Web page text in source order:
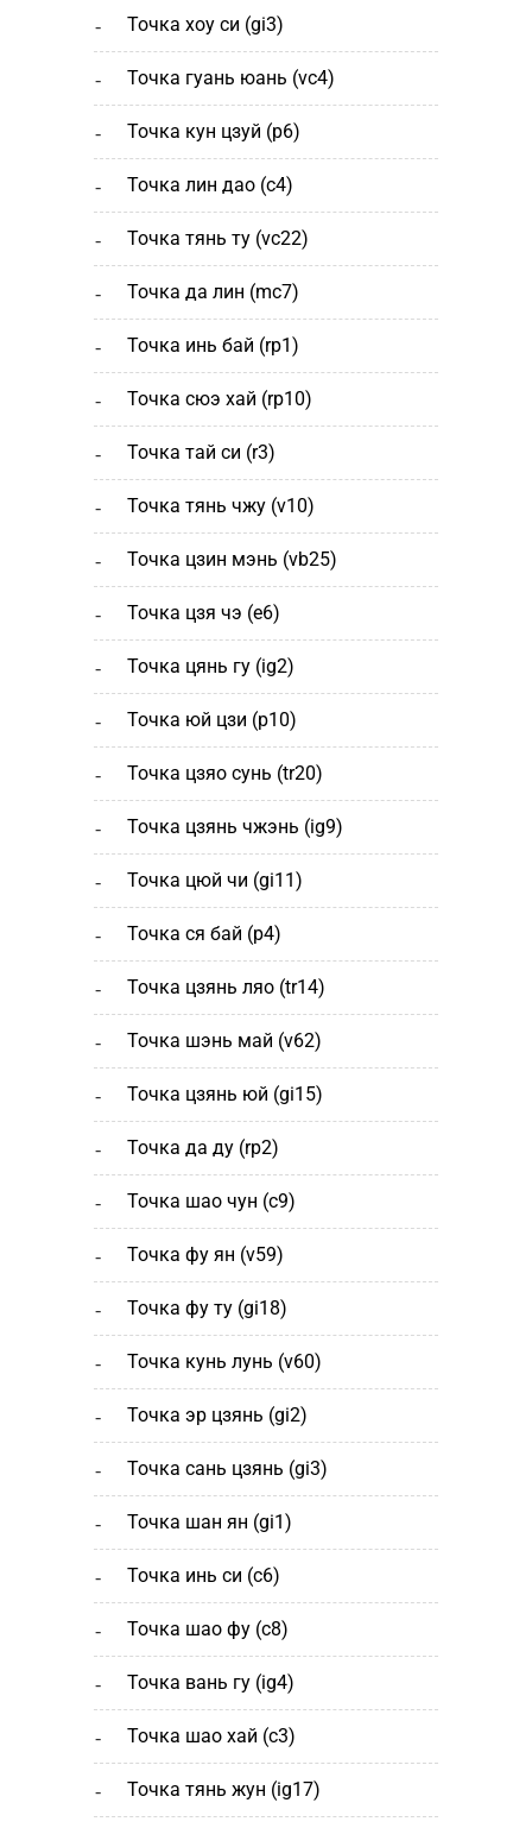
точка хоу си (gi3)
точка гуань юань (vc4)
точка кун цзуй (р6)
точка лин дао (c4)
точка тянь ту (vc22)
точка да лин (mc7)
точка инь бай (rp1)
точка сюэ хай (rp10)
точка тай си (r3)
точка тянь чжу (v10)
точка цзин мэнь (vb25)
точка цзя чэ (е6)
точка цянь гу (ig2)
точка юй цзи (р10)
точка цзяо сунь (tr20)
точка цзянь чжэнь (ig9)
точка цюй чи (gi11)
точка ся бай (р4)
точка цзянь ляо (tr14)
точка шэнь май (v62)
точка цзянь юй (gi15)
точка да ду (rp2)
точка шао чун (с9)
точка фу ян (v59)
точка фу ту (gi18)
точка кунь лунь (v60)
точка эр цзянь (gi2)
точка сань цзянь (gi3)
точка шан ян (gi1)
точка инь си (c6)
точка шао фу (c8)
точка вань гу (ig4)
точка шао хай (с3)
точка тянь жун (ig17)